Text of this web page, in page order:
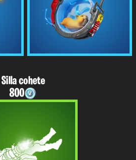
Silla cohete
800